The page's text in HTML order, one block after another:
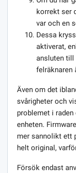
korrekt ser
var och en
Dessa
aktiverat,
ansluten till
felräknaren
Även om det
svårigheter och
problemet i
enheten.
mer sannolikt ett
helt original,
Försök endast